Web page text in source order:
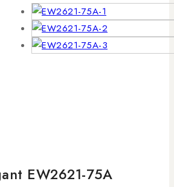
EW2621-75A